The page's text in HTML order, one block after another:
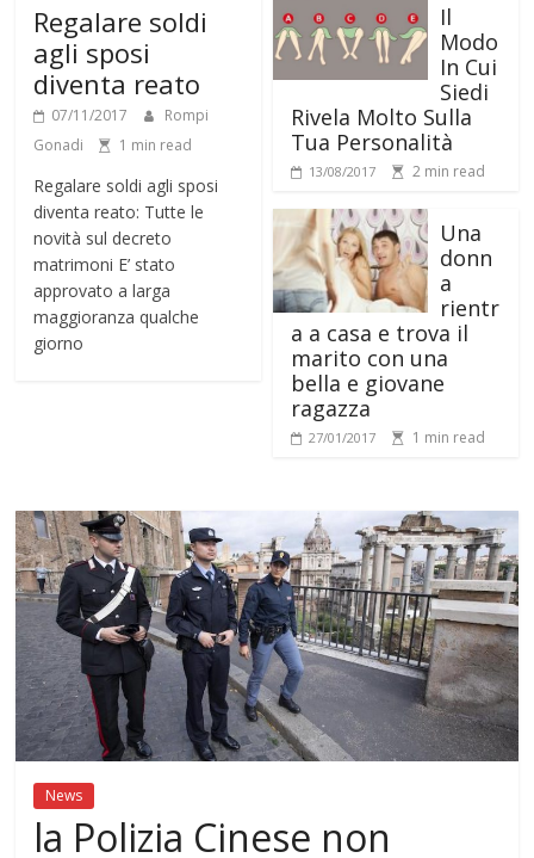
Regalare soldi
agli sposi
diventa reato
07/11/2017
Rompi
Gonadi
1 min read
Regalare soldi agli sposi
diventa reato: Tutte le
novità sul decreto
matrimoni E’ stato
approvato a larga
maggioranza qualche
giorno
Il
Modo
In Cui
Siedi
Rivela Molto Sulla
Tua Personalità
13/08/2017 2 min read
Una
donn
a
rientr
a a casa e trova il
marito con una
bella e giovane
ragazza
27/01/2017 1 min read
News
la Polizia Cinese non